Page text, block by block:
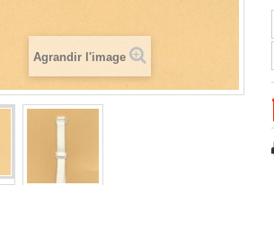
Agrandir l'image